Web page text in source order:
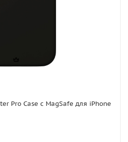
Pro Case с MagSafe для iPhone